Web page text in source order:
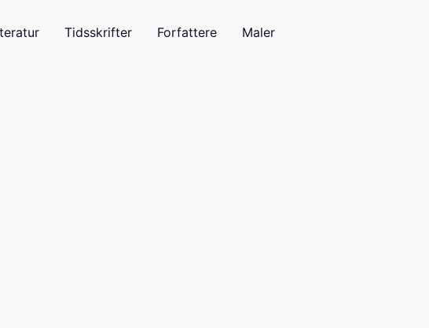
Tidsskrifter Forfattere Maler